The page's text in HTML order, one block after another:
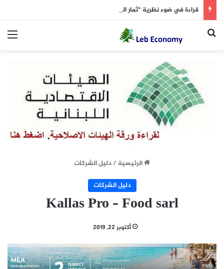
قراءة في ضوء نظرية “ثمار الشجرة المسمومة”
بحث عن
الرئيسية/دليل الشركات
دليل الشركات
Kallas Pro – Food sarl
أكتوبر 22, 2019